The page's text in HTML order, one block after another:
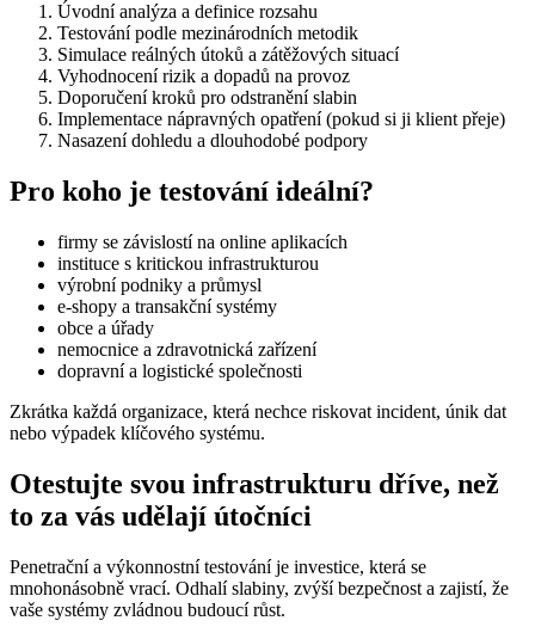
Úvodní analýza a definice rozsahu
Testování podle mezinárodních metodik
Simulace reálných útoků a zátěžových situací
Vyhodnocení rizik a dopadů na provoz
Doporučení kroků pro odstranění slabin
Implementace nápravných opatření (pokud si ji klient přeje)
Nasazení dohledu a dlouhodobé podpory
Pro koho je testování ideální?
firmy se závislostí na online aplikacích
instituce s kritickou infrastrukturou
výrobní podniky a průmysl
e-shopy a transakční systémy
obce a úřady
nemocnice a zdravotnická zařízení
dopravní a logistické společnosti
Zkrátka každá organizace, která nechce riskovat incident, únik dat
nebo výpadek klíčového systému.
Otestujte svou infrastrukturu dříve, než
to za vás udělají útočníci
Penetrační a výkonnostní testování je investice, která se
mnohonásobně vrací. Odhalí slabiny, zvýší bezpečnost a zajistí, že
vaše systémy zvládnou budoucí růst.